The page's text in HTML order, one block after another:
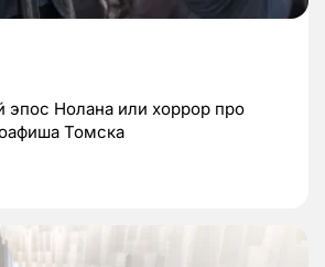
Нолана или хоррор про
Томска